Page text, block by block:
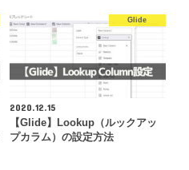
Glide
2020.12.15
【Glide】Lookup（ルックアッ
プカラム）の設定方法